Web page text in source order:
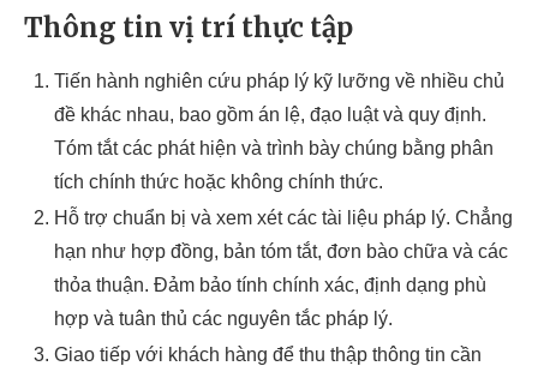
Thông tin vị trí thực tập
Tiến hành nghiên cứu pháp lý kỹ lưỡng về nhiều chủ
đề khác nhau, bao gồm án lệ, đạo luật và quy định.
Tóm tắt các phát hiện và trình bày chúng bằng phân
tích chính thức hoặc không chính thức.
Hỗ trợ chuẩn bị và xem xét các tài liệu pháp lý. Chẳng
hạn như hợp đồng, bản tóm tắt, đơn bào chữa và các
thỏa thuận. Đảm bảo tính chính xác, định dạng phù
hợp và tuân thủ các nguyên tắc pháp lý.
Giao tiếp với khách hàng để thu thập thông tin cần